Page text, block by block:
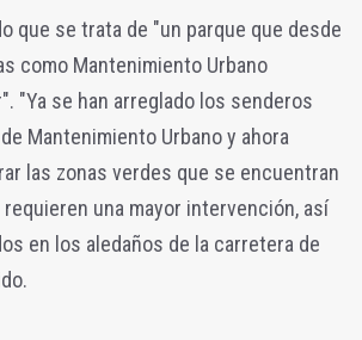
que se trata de "un parque que desde
como Mantenimiento Urbano
"Ya se han arreglado los senderos
Mantenimiento Urbano y ahora
las zonas verdes que se encuentran
requieren una mayor intervención, así
en los aledaños de la carretera de